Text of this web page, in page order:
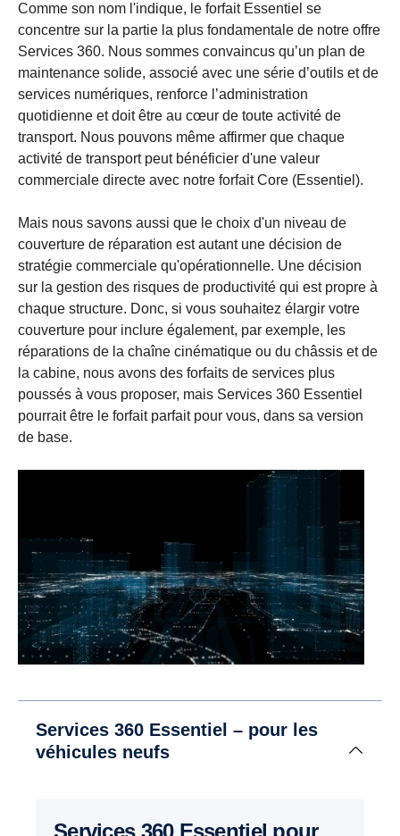
Comme son nom l'indique, le forfait Essentiel se
concentre sur la partie la plus fondamentale de notre offre
Services 360. Nous sommes convaincus qu’un plan de
maintenance solide, associé avec une série d’outils et de
services numériques, renforce l’administration
quotidienne et doit être au cœur de toute activité de
transport. Nous pouvons même affirmer que chaque
activité de transport peut bénéficier d'une valeur
commerciale directe avec notre forfait Core (Essentiel).
Mais nous savons aussi que le choix d'un niveau de
couverture de réparation est autant une décision de
stratégie commerciale qu'opérationnelle. Une décision
sur la gestion des risques de productivité qui est propre à
chaque structure. Donc, si vous souhaitez élargir votre
couverture pour inclure également, par exemple, les
réparations de la chaîne cinématique ou du châssis et de
la cabine, nous avons des forfaits de services plus
poussés à vous proposer, mais Services 360 Essentiel
pourrait être le forfait parfait pour vous, dans sa version
de base.
Services 360 Essentiel – pour les
véhicules neufs
Services 360 Essentiel pour